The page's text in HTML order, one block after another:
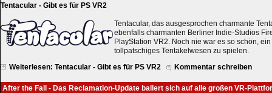
Tentacular - Gibt es für PS VR2
Tentacular, das ausgesprochen charmante
ebenfalls charmanten Berliner Indie-Studios
PlayStation VR2. Noch nie war es so schön,
tollpatschiges Tentakelwesen zu spielen.
Weiterlesen: Tentacular - Gibt es für PS VR2
Kommentar schreiben
After the Fall - Das Reclamation-Update ballert sich auf alle großen VR-